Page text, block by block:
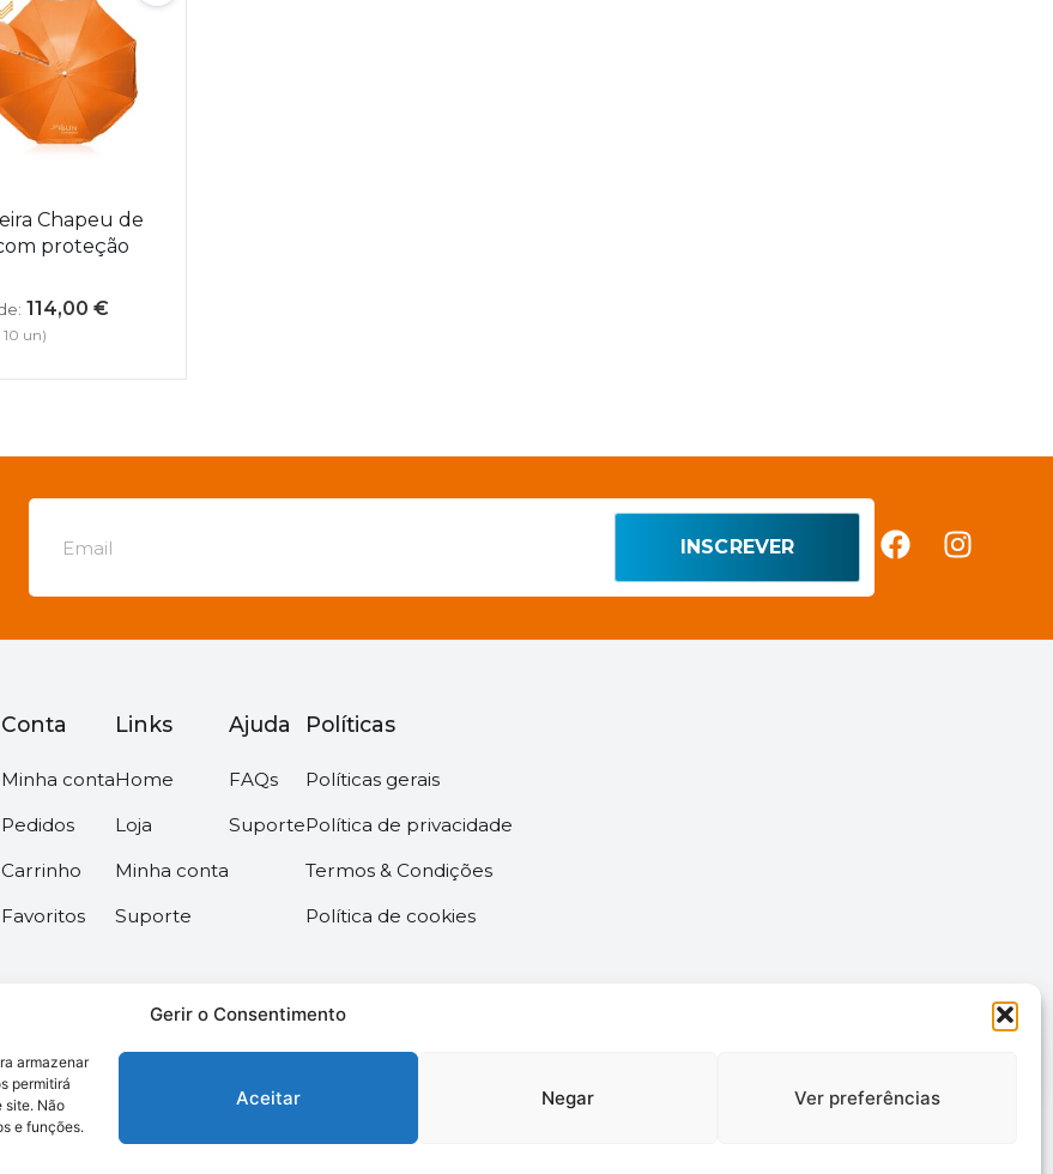
Gerir o Consentimento
armazenar
permitirá
site. Não
e funções.
Aceitar Negar Ver preferências
Chapeu de
proteção
114,00 €
un)
INSCREVER
Conta
Minha conta
Pedidos
Carrinho
Favoritos
Links
Home
Loja
Minha conta
Suporte
Ajuda
FAQs
Suporte
Políticas
Políticas gerais
Política de privacidade
Termos & Condições
Política de cookies